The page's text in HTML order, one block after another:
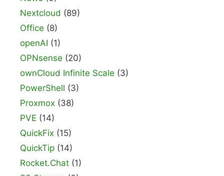
Nextcloud (89)
Office (8)
openAI (1)
OPNsense (20)
ownCloud Infinite Scale (3)
PowerShell (3)
Proxmox (38)
PVE (14)
QuickFix (15)
QuickTip (14)
Rocket.Chat (1)